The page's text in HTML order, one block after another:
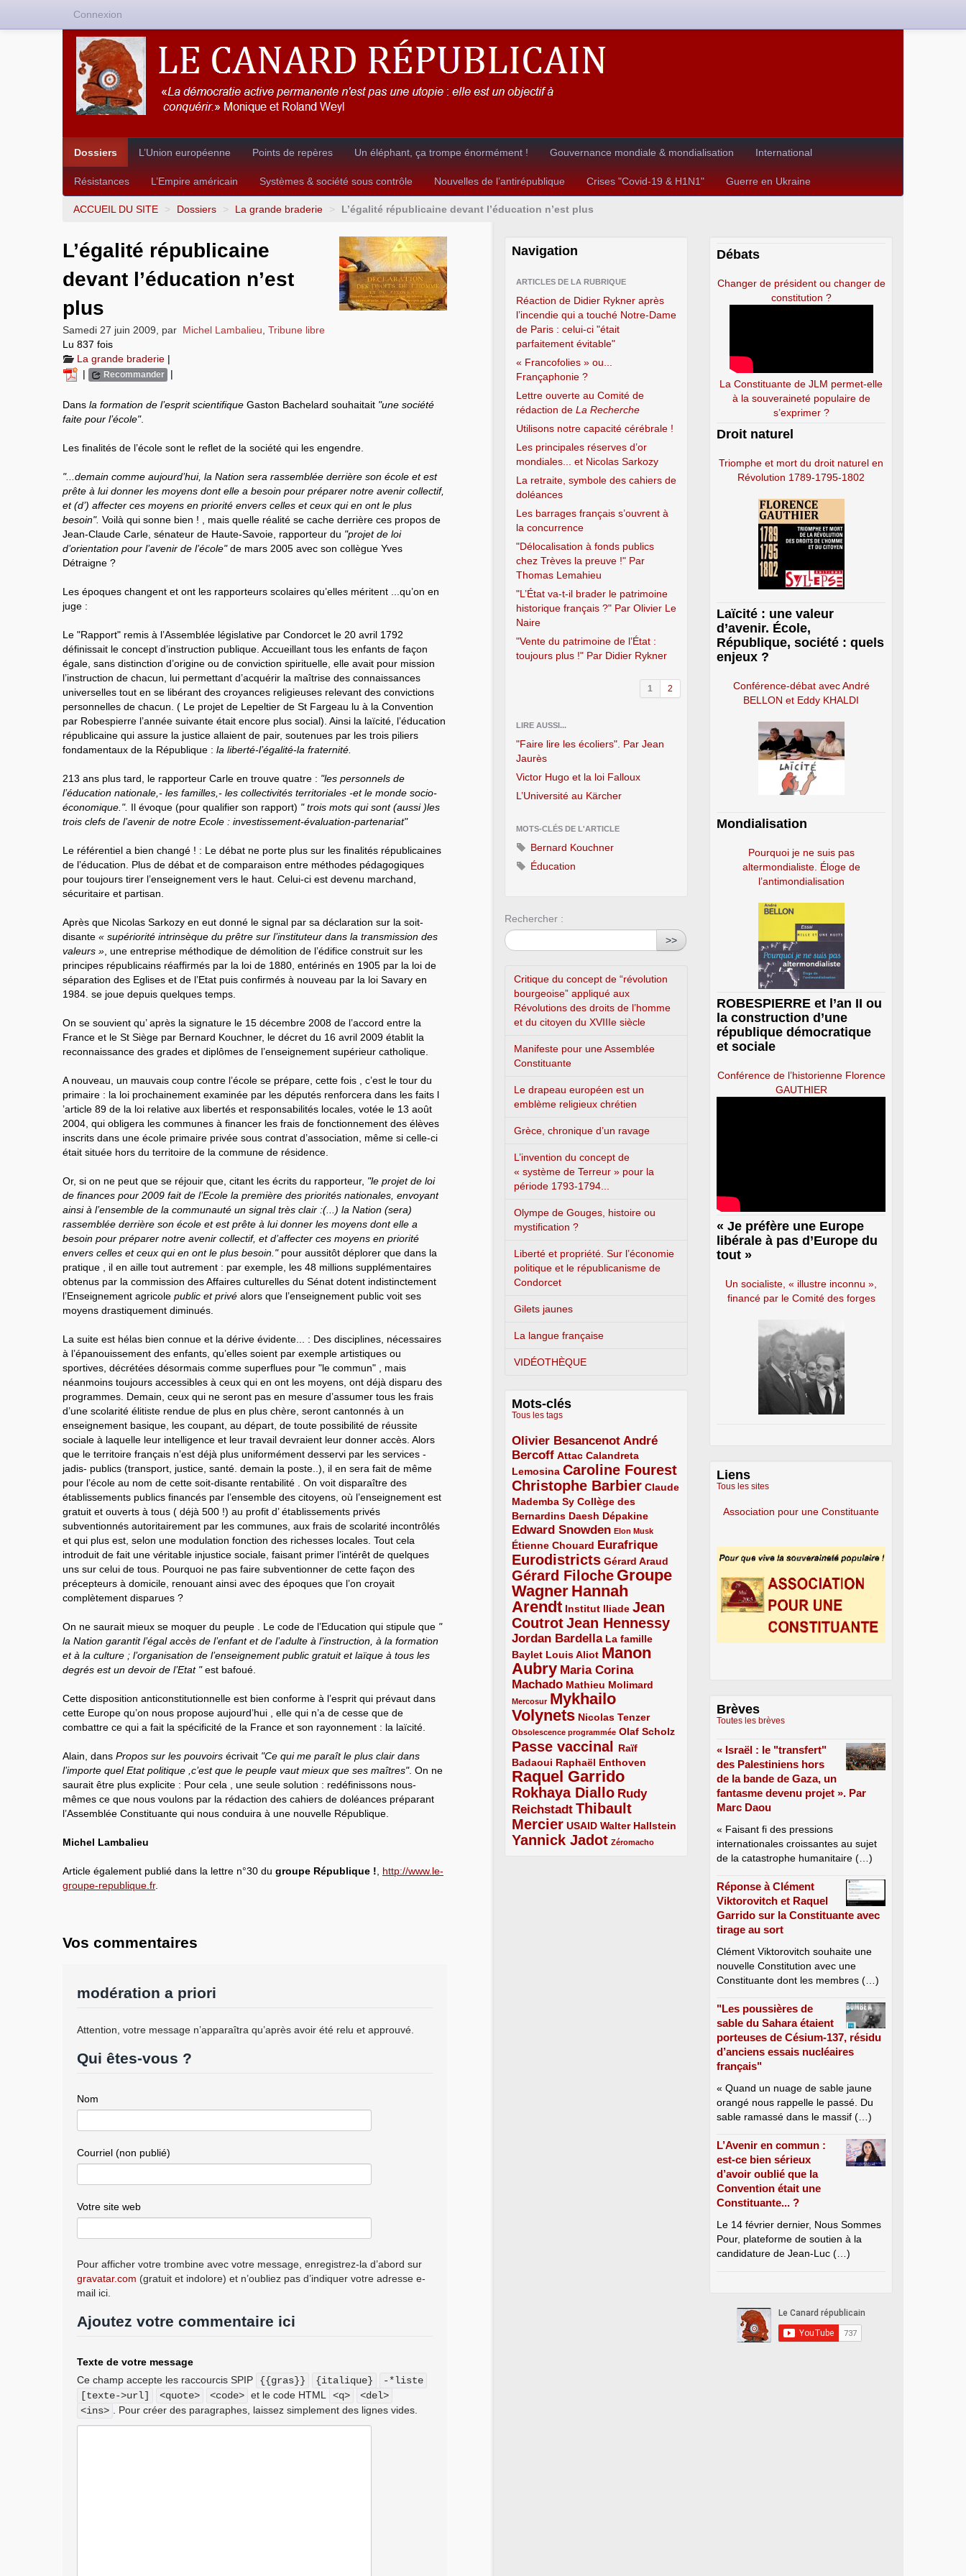
Dossiers L’Union européenne Points de repères Un éléphant, ça trompe énormément ! Gouvernance mondiale & mondialisation International
Résistances L’Empire américain Systèmes & société sous contrôle Nouvelles de l’antirépublique Crises "Covid-19 & H1N1" Guerre en Ukraine
ACCUEIL DU SITE > Dossiers > La grande braderie > L’égalité républicaine devant l’éducation n’est plus
L’égalité républicaine
devant l’éducation n’est
plus
Samedi 27 juin 2009 par Michel Lambalieu Tribune libre
Lu 837 fois
La grande braderie |
|
Recommander |
Dans la formation de l’esprit scientifique Gaston Bachelard souhaitait "une société
faite pour l’école".
Les finalités de l’école sont le reflet de la société qui les engendre.
"...demain comme aujourd’hui, la Nation sera rassemblée derrière son école et est
prête à lui donner les moyens dont elle a besoin pour préparer notre avenir collectif,
et (d’) affecter ces moyens en priorité envers celles et ceux qui en ont le plus
besoin". Voilà qui sonne bien ! , mais quelle réalité se cache derrière ces propos de
Jean-Claude Carle, sénateur de Haute-Savoie, rapporteur du "projet de loi
d’orientation pour l’avenir de l’école"de mars 2005 avec son collègue Yves
Détraigne ?
Les époques changent et ont les rapporteurs scolaires qu’elles méritent ...qu’on en
juge :
Le "Rapport" remis à l’Assemblée législative par Condorcet le 20 avril 1792
définissait le concept d’instruction publique. Accueillant tous les enfants de façon
égale, sans distinction d’origine ou de conviction spirituelle, elle avait pour mission
l’instruction de chacun, lui permettant d’acquérir la maîtrise des connaissances
universelles tout en se libérant des croyances religieuses relevant des convictions
personnelles de chacun. ( Le projet de Lepeltier de St Fargeau lu à la Convention
par Robespierre l’année suivante était encore plus social). Ainsi la laïcité, l’éducation
républicaine qui assure la justice allaient de pair, soutenues par les trois piliers
fondamentaux de la République : la liberté-l’égalité-la fraternité.
213 ans plus tard, le rapporteur Carle en trouve quatre : "les personnels de
l’éducation nationale,- les familles,- les collectivités territoriales -et le monde socio-
économique.". Il évoque (pour qualifier son rapport) " trois mots qui sont (aussi )les
trois clefs de l’avenir de notre Ecole : investissement-évaluation-partenariat"
Le référentiel a bien changé ! : Le débat ne porte plus sur les finalités républicaines
de l’éducation. Plus de débat et de comparaison entre méthodes pédagogiques
pour toujours tirer l’enseignement vers le haut. Celui-ci est devenu marchand,
sécuritaire et partisan.
Après que Nicolas Sarkozy en eut donné le signal par sa déclaration sur la soit-
disante « supériorité intrinsèque du prêtre sur l’instituteur dans la transmission des
valeurs » , une entreprise méthodique de démolition de l’édifice construit sur les
principes républicains réaffirmés par la loi de 1880, entérinés en 1905 par la loi de
séparation des Eglises et de l’Etat puis confirmés à nouveau par la loi Savary en
1984. se joue depuis quelques temps.
On se souvient qu’ après la signature le 15 décembre 2008 de l’accord entre la
France et le St Siège par Bernard Kouchner, le décret du 16 avril 2009 établit la
reconnaissance des grades et diplômes de l’enseignement supérieur catholique.
A nouveau, un mauvais coup contre l’école se prépare, cette fois , c’est le tour du
primaire : la loi prochainement examinée par les députés renforcera dans les faits l
’article 89 de la loi relative aux libertés et responsabilités locales, votée le 13 août
2004, qui obligera les communes à financer les frais de fonctionnement des élèves
inscrits dans une école primaire privée sous contrat d’association, même si celle-ci
était située hors du territoire de la commune de résidence.
Or, si on ne peut que se réjouir que, citant les écrits du rapporteur, "le projet de loi
de finances pour 2009 fait de l’Ecole la première des priorités nationales, envoyant
ainsi à l’ensemble de la communauté un signal très clair :(...) la Nation (sera)
rassemblée derrière son école et est prête à lui donner les moyens dont elle a
besoin pour préparer notre avenir collectif, et d’affecter ces moyens en priorité
envers celles et ceux qui en ont le plus besoin."pour aussitôt déplorer que dans la
pratique , il en aille tout autrement : par exemple, les 48 millions supplémentaires
obtenus par la commission des Affaires culturelles du Sénat dotent indistinctement
l’Enseignement agricole public et privé alors que l’enseignement public voit ses
moyens drastiquement diminués.
La suite est hélas bien connue et la dérive évidente... : Des disciplines, nécessaires
à l’épanouissement des enfants, qu’elles soient par exemple artistiques ou
sportives, décrétées désormais comme superflues pour "le commun" , mais
néanmoins toujours accessibles à ceux qui en ont les moyens, ont déjà disparu des
programmes. Demain, ceux qui ne seront pas en mesure d’assumer tous les frais
d’une scolarité élitiste rendue de plus en plus chère, seront cantonnés à un
enseignement basique, les coupant, au départ, de toute possibilité de réussite
sociale à laquelle leur intelligence et leur travail devraient leur donner accès. Alors
que le territoire français n’est déjà plus uniformément desservi par les services -
jadis- publics (transport, justice, santé. demain la poste..), il en sera fait de même
pour l’école au nom de cette soit-disante rentabilité . On voit disparaître des
établissements publics financés par l’ensemble des citoyens, où l’enseignement est
gratuit et ouverts à tous ( déjà 500 !) au profit d’ établissements privés
subventionnés autoritairement par les communes, aux frais de scolarité incontrôlés
et qui plus est, selon une modulation fonction des richesses locales. Tout cela
introduit de fait une véritable injustice sociale, faisant primer l’intérêt de quelques
uns sur celui de tous. Pourquoi ne pas faire subventionner de cette façon des
précepteurs à domicile, renouant ainsi avec des époques que l’on croyait
complètement disparues ?
On ne saurait mieux se moquer du peuple . Le code de l’Education qui stipule que "
la Nation garantit l’égal accès de l’enfant et de l’adulte à l’instruction, à la formation
et à la culture ; l’organisation de l’enseignement public gratuit et laïque à tous les
degrés est un devoir de l’Etat "est bafoué.
Cette disposition anticonstitutionnelle est bien conforme à l’esprit qui prévaut dans
cette Europe qu’on nous propose aujourd’hui , elle qui n’a de cesse que de
combattre ce qui a fait la spécificité de la France et son rayonnement : la laïcité.
Alain, dans Propos sur les pouvoirs écrivait "Ce qui me paraît le plus clair dans
l’importe quel Etat politique ,c’est que le peuple vaut mieux que ses maîtres". On ne
saurait être plus explicite : Pour cela , une seule solution : redéfinissons nous-
mêmes ce que nous voulons par la rédaction des cahiers de doléances préparant
l’Assemblée Constituante qui nous conduira à une nouvelle République.
Michel Lambalieu
Article également publié dans la lettre n°30 du groupe République !
http://www.le-
groupe-republique.fr.
Vos commentaires
modération a priori
Attention, votre message n’apparaîtra qu’après avoir été relu et approuvé.
Qui êtes-vous ?
Nom
Courriel (non publié)
Votre site web
Pour afficher votre trombine avec votre message, enregistrez-la d’abord sur
gravatar.com (gratuit et indolore) et n’oubliez pas d’indiquer votre adresse e-
mail ici.
Ajoutez votre commentaire ici
Texte de votre message
Ce champ accepte les raccourcis SPIP
{{gras}} {italique}
-*liste
[texte->url]
<quote> <code> et le code HTML <q>
<del>
<ins>
. Pour créer des paragraphes, laissez simplement des lignes vides.
Navigation
ARTICLES DE LA RUBRIQUE
Réaction de Didier Rykner après
l’incendie qui a touché Notre-Dame
de Paris : celui-ci "était
parfaitement évitable"
« Francofolies » ou...
Françaphonie ?
Lettre ouverte au Comité de
rédaction de La Recherche
Utilisons notre capacité cérébrale !
Les principales réserves d’or
mondiales... et Nicolas Sarkozy
La retraite, symbole des cahiers de
doléances
Les barrages français s’ouvrent à
la concurrence
"Délocalisation à fonds publics
chez Trèves la preuve !" Par
Thomas Lemahieu
"L’État va-t-il brader le patrimoine
historique français ?" Par Olivier Le
Naire
"Vente du patrimoine de l’État :
toujours plus !" Par Didier Rykner
1 2
LIRE AUSSI...
"Faire lire les écoliers". Par Jean
Jaurès
Victor Hugo et la loi Falloux
L’Université au Kärcher
MOTS-CLÉS DE L'ARTICLE
Bernard Kouchner
Éducation
Rechercher :
>>
Critique du concept de “révolution
bourgeoise” appliqué aux
Révolutions des droits de l’homme
et du citoyen du XVIIIe siècle
Manifeste pour une Assemblée
Constituante
Le drapeau européen est un
emblème religieux chrétien
Grèce, chronique d’un ravage
L’invention du concept de
« système de Terreur » pour la
période 1793-1794...
Olympe de Gouges, histoire ou
mystification ?
Liberté et propriété. Sur l’économie
politique et le républicanisme de
Condorcet
Gilets jaunes
La langue française
VIDÉOTHÈQUE
Mots-clés
Tous les tags
Olivier Besancenot
3/5
André
Bercoff
3/5 Attac
2/5
Calandreta
Lemosina
2/5 Caroline Fourest
4/5
Christophe Barbier
4/5
Claude
Mademba Sy
2/5
Collège des
Bernardins
2/5 Daesh
2/5 Dépakine
2/5
Edward Snowden
3/5 Elon Musk
1/5
Étienne Chouard
2/5 Eurafrique
3/5
Eurodistricts
4/5 Gérard Araud
2/5
Gérard Filoche
4/5
Groupe
Wagner
5/5
Hannah
Arendt
5/5 Institut Iliade
2/5
Jean
Coutrot
4/5 Jean Hennessy
4/5
Jordan Bardella
3/5
La famille
Baylet
2/5 Louis Aliot
2/5
Manon
Aubry
5/5
Maria Corina
Machado
3/5 Mathieu Molimard
2/5
Mercosur
1/5
Mykhailo
Volynets
5/5 Nicolas Tenzer
2/5
Obsolescence programmée
1/5 Olaf Scholz
2/5
Passe vaccinal
4/5
Raïf
Badaoui
2/5 Raphaël Enthoven
2/5
Raquel Garrido
5/5
Rokhaya Diallo
4/5
Rudy
Reichstadt
3/5
Thibault
Mercier
4/5 USAID
2/5 Walter Hallstein
2/5
Yannick Jadot
4/5 Zéromacho
1/5
Débats
Changer de président ou changer de
constitution ?
La Constituante de JLM permet-elle
à la souveraineté populaire de
s’exprimer ?
Droit naturel
Triomphe et mort du droit naturel en
Révolution 1789-1795-1802
Laïcité : une valeur
d’avenir. École,
République, société : quels
enjeux ?
Conférence-débat avec André
BELLON et Eddy KHALDI
Mondialisation
Pourquoi je ne suis pas
altermondialiste. Éloge de
l’antimondialisation
ROBESPIERRE et l’an II ou
la construction d’une
république démocratique
et sociale
Conférence de l’historienne Florence
GAUTHIER
« Je préfère une Europe
libérale à pas d’Europe du
tout »
Un socialiste, « illustre inconnu »,
financé par le Comité des forges
Liens
Tous les sites
Association pour une Constituante
Brèves
Toutes les brèves
« Israël : le "transfert"
des Palestiniens hors
de la bande de Gaza, un
fantasme devenu projet ». Par
Marc Daou
« Faisant fi des pressions
internationales croissantes au sujet
de la catastrophe humanitaire (…)
Réponse à Clément
Viktorovitch et Raquel
Garrido sur la Constituante avec
tirage au sort
Clément Viktorovitch souhaite une
nouvelle Constitution avec une
Constituante dont les membres (…)
"Les poussières de
sable du Sahara étaient
porteuses de Césium-137, résidu
d’anciens essais nucléaires
français"
« Quand un nuage de sable jaune
orangé nous rappelle le passé. Du
sable ramassé dans le massif (…)
L’Avenir en commun :
est-ce bien sérieux
d’avoir oublié que la
Convention était une
Constituante... ?
Le 14 février dernier, Nous Sommes
Pour, plateforme de soutien à la
candidature de Jean-Luc (…)
Connexion